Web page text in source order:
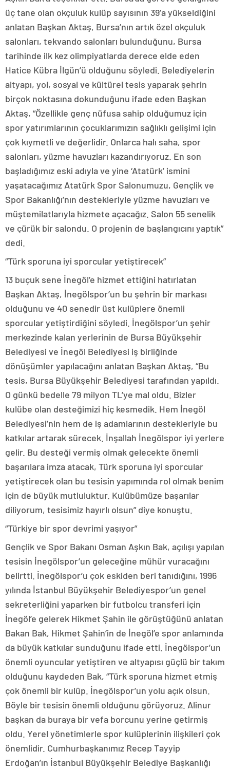
üç tane olan okçuluk kulüp sayısının 39’a yükseldiğini
anlatan Başkan Aktaş, Bursa’nın artık özel okçuluk
salonları, tekvando salonları bulunduğunu, Bursa
tarihinde ilk kez olimpiyatlarda derece elde eden
Hatice Kübra İlgün’ü olduğunu söyledi. Belediyelerin
altyapı, yol, sosyal ve kültürel tesis yaparak şehrin
birçok noktasına dokunduğunu ifade eden Başkan
Aktaş, “Özellikle genç nüfusa sahip olduğumuz için
spor yatırımlarının çocuklarımızın sağlıklı gelişimi için
çok kıymetli ve değerlidir. Onlarca halı saha, spor
salonları, yüzme havuzları kazandırıyoruz. En son
başladığımız eski adıyla ve yine ‘Atatürk’ ismini
yaşatacağımız Atatürk Spor Salonumuzu, Gençlik ve
Spor Bakanlığı’nın destekleriyle yüzme havuzları ve
müştemilatlarıyla hizmete açacağız. Salon 55 senelik
ve çürük bir salondu. O projenin de başlangıcını yaptık”
dedi.
“Türk sporuna iyi sporcular yetiştirecek”
13 buçuk sene İnegöl’e hizmet ettiğini hatırlatan
Başkan Aktaş, İnegölspor’un bu şehrin bir markası
olduğunu ve 40 senedir üst kulüplere önemli
sporcular yetiştirdiğini söyledi. İnegölspor’un şehir
merkezinde kalan yerlerinin de Bursa Büyükşehir
Belediyesi ve İnegöl Belediyesi iş birliğinde
dönüşümler yapılacağını anlatan Başkan Aktaş, “Bu
tesis, Bursa Büyükşehir Belediyesi tarafından yapıldı.
O günkü bedelle 79 milyon TL’ye mal oldu. Bizler
kulübe olan desteğimizi hiç kesmedik. Hem İnegöl
Belediyesi’nin hem de iş adamlarının destekleriyle bu
katkılar artarak sürecek. İnşallah İnegölspor iyi yerlere
gelir. Bu desteği vermiş olmak gelecekte önemli
başarılara imza atacak, Türk sporuna iyi sporcular
yetiştirecek olan bu tesisin yapımında rol olmak benim
için de büyük mutluluktur. Kulübümüze başarılar
diliyorum, tesisimiz hayırlı olsun” diye konuştu.
“Türkiye bir spor devrimi yaşıyor”
Gençlik ve Spor Bakanı Osman Aşkın Bak, açılışı yapılan
tesisin İnegölspor’un geleceğine mühür vuracağını
belirtti. İnegölspor’u çok eskiden beri tanıdığını, 1996
yılında İstanbul Büyükşehir Belediyespor’un genel
sekreterliğini yaparken bir futbolcu transferi için
İnegöl’e gelerek Hikmet Şahin ile görüştüğünü anlatan
Bakan Bak, Hikmet Şahin’in de İnegöl’e spor anlamında
da büyük katkılar sunduğunu ifade etti. İnegölspor’un
önemli oyuncular yetiştiren ve altyapısı güçlü bir takım
olduğunu kaydeden Bak, “Türk sporuna hizmet etmiş
çok önemli bir kulüp. İnegölspor’un yolu açık olsun.
Böyle bir tesisin önemli olduğunu görüyoruz. Alinur
başkan da buraya bir vefa borcunu yerine getirmiş
oldu. Yerel yönetimlerle spor kulüplerinin ilişkileri çok
önemlidir. Cumhurbaşkanımız Recep Tayyip
Erdoğan’ın İstanbul Büyükşehir Belediye Başkanlığı